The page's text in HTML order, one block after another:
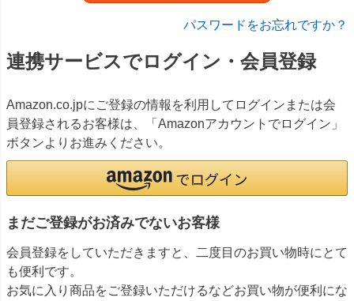
パスワードをお忘れですか？
連携サービスでログイン・会員登録
Amazon.co.jpにご登録の情報を利用してログインまたは会
員登録されるお客様は、「Amazonアカウントでログイン」
ボタンよりお進みください。
まだご登録がお済みでないお客様
会員登録をしていただきますと、二度目のお買い物時にとて
も便利です。
お気に入り商品をご登録いただけるなどお買い物が便利にな